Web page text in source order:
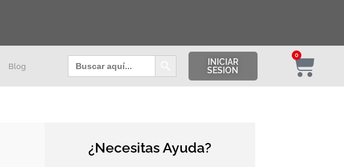
Blog
Buscar: Botón de búsqueda
INICIAR
SESION
0
¿Necesitas Ayuda?